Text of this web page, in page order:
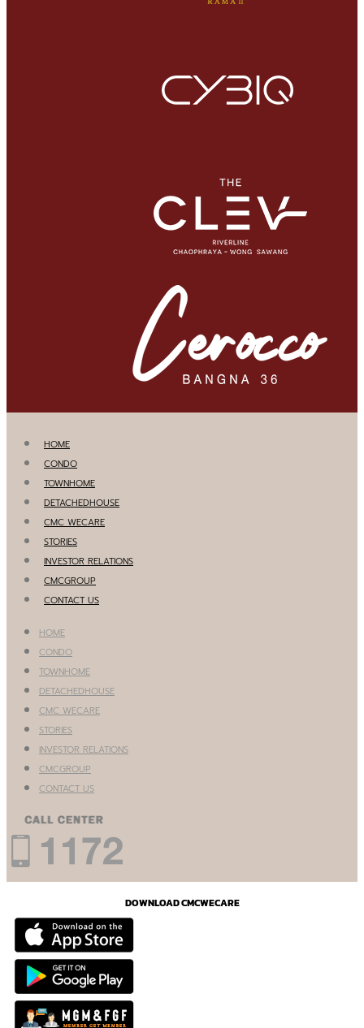
HOME
CONDO
TOWNHOME
DETACHEDHOUSE
CMC WECARE
STORIES
INVESTOR RELATIONS
CMCGROUP
CONTACT US
HOME
CONDO
TOWNHOME
DETACHEDHOUSE
CMC WECARE
STORIES
INVESTOR RELATIONS
CMCGROUP
CONTACT US
DOWNLOAD CMCWECARE